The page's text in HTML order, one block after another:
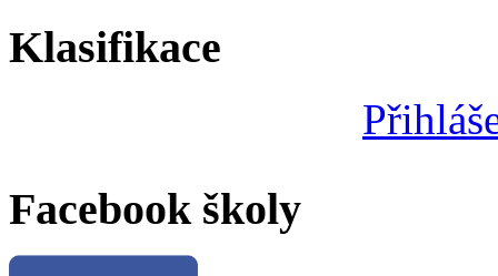
Klasifikace
Facebook školy